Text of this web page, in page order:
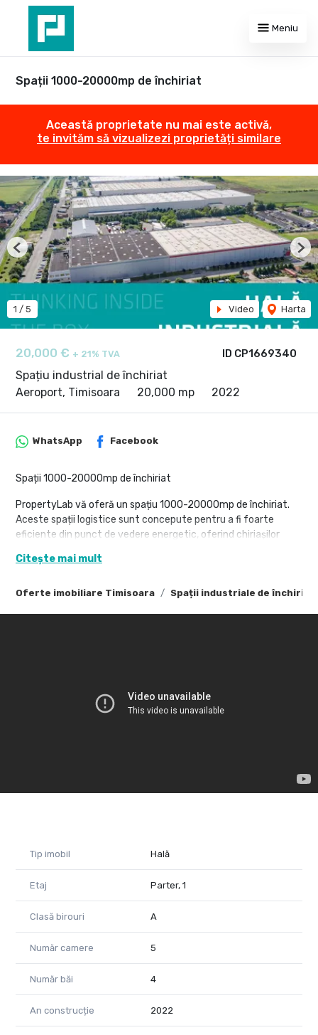
Meniu
Spații 1000-20000mp de închiriat
Această proprietate nu mai este activă,
te invităm să vizualizezi proprietăți similare
ID CP1669340
20,000 € + 21% TVA
Spațiu industrial de închiriat
Aeroport, Timisoara
20,000 mp 2022
1 / 5 Video Harta
Previous
Oferte imobiliare Timisoara Spații industriale de închiriat
WhatsApp Facebook
Spații 1000-20000mp de închiriat
PropertyLab vă oferă un spațiu 1000-20000mp de închiriat.
Aceste spații logistice sunt concepute pentru a fi foarte
eficiente din punct de vedere energetic, oferind chiriașilor
Este destinat unui număr mare de activități: comerciale,
compartimentarea interioară.
– Tehnologie modernă utilizată la construcția și mentenanța
întregului parc industrial
Uși pietonale de evacuare
ventilație integrat, cu climatizare
Sistem de încălzire pe gaz
Pază umană permanentă
Locuri de parcare TIR și autoturisme
Utilități – apă, curent, gaz, canalizare
Acces facil și rapid – 1 km până la șoseaua de centură și 8km
Îți dorești un spațiu optim desfășurării activității zilnice și un
mediu de lucru modern?
Citește mai mult
Tip imobil Hală
Etaj Parter, 1
Clasă birouri A
Număr camere 5
Număr băi 4
An construcție 2022